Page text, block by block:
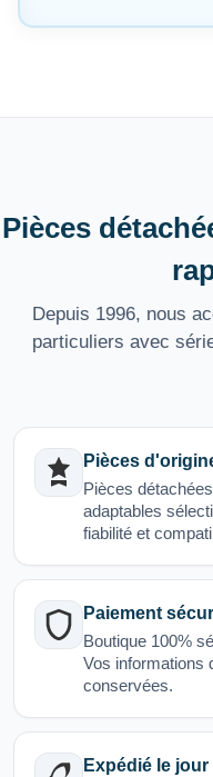
Pièces
Depuis 1996, nous
particuliers avec
Pièces
Pièces
adaptables
fiabilité et
Paiement
Boutique 100%
Vos informations
conservées.
Expédié le jour